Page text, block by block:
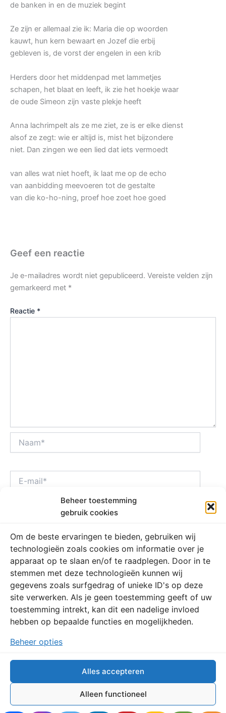
Beheer toestemming
gebruik cookies
Om de beste ervaringen te bieden, gebruiken wij
technologieën zoals cookies om informatie over je
apparaat op te slaan en/of te raadplegen. Door in te
stemmen met deze technologieën kunnen wij
gegevens zoals surfgedrag of unieke ID's op deze
site verwerken. Als je geen toestemming geeft of uw
toestemming intrekt, kan dit een nadelige invloed
hebben op bepaalde functies en mogelijkheden.
Beheer opties
Alles accepteren
Alleen functioneel
de banken in en de muziek begint
Ze zijn er allemaal zie ik: Maria die op woorden
kauwt, hun kern bewaart en Jozef die erbij
gebleven is, de vorst der engelen in een krib
Herders door het middenpad met lammetjes
schapen, het blaat en leeft, ik zie het hoekje waar
de oude Simeon zijn vaste plekje heeft
Anna lachrimpelt als ze me ziet, ze is er elke dienst
alsof ze zegt: wie er altijd is, mist het bijzondere
niet. Dan zingen we een lied dat iets vermoedt
van alles wat niet hoeft, ik laat me op de echo
van aanbidding meevoeren tot de gestalte
van die ko-ho-ning, proef hoe zoet hoe goed
Geef een reactie
Je e-mailadres wordt niet gepubliceerd. Vereiste velden zijn
gemarkeerd met *
Reactie *
mail*
Deze site gebruikt Akismet om spam te verminderen.Bekijk
hoe je reactie gegevens worden verwerkt.
Copyright © 2026 Schrijverscontact
Powered byWordPress System Monitor